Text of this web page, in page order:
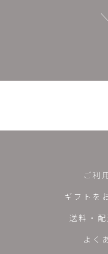
ご利
ギフトを
送料・
よく